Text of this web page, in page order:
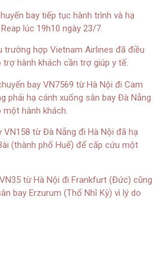
bay tiếp tục hành trình và hạ
lúc 19h10 ngày 23/7.
trường hợp Vietnam Airlines đã điều
hành khách cần trợ giúp y tế.
bay VN7569 từ Hà Nội đi Cam
phải hạ cánh xuống sân bay Đà Nẵng
hành khách.
VN158 từ Đà Nẵng đi Hà Nội đã hạ
(thành phố Huế) để cấp cứu một
từ Hà Nội đi Frankfurt (Đức) cũng
bay Erzurum (Thổ Nhĩ Kỳ) vì lý do